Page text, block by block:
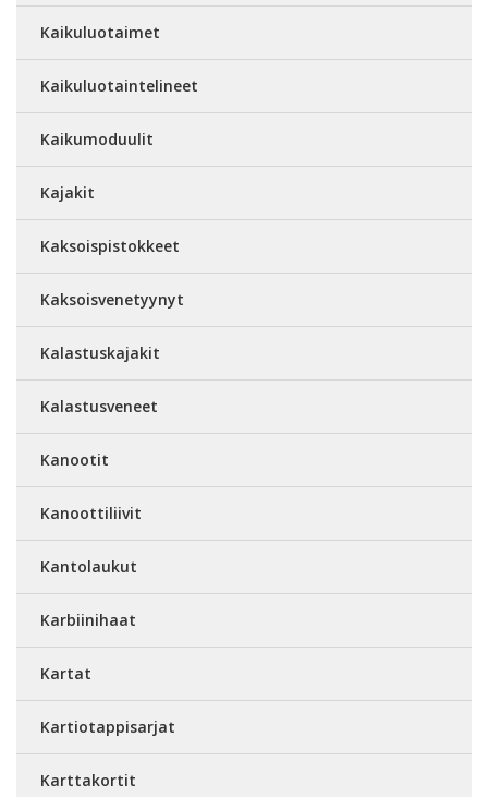
Kaikuluotaimet
Kaikuluotaintelineet
Kaikumoduulit
Kajakit
Kaksoispistokkeet
Kaksoisvenetyynyt
Kalastuskajakit
Kalastusveneet
Kanootit
Kanoottiliivit
Kantolaukut
Karbiinihaat
Kartat
Kartiotappisarjat
Karttakortit